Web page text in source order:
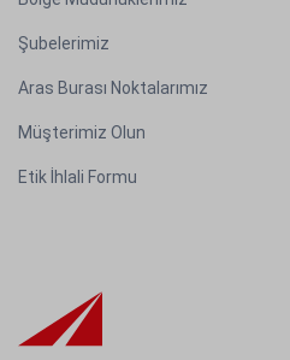
Şubelerimiz
Aras Burası Noktalarımız
Müşterimiz Olun
Etik İhlali Formu